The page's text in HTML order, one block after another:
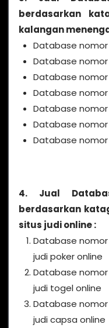
berdasarkan
kalangan
Database
Database
Database
Database
Database
Database
Database
4. Jual
berdasarkan
situs judi online :
Database
judi poker online
Database
judi togel online
Database
judi capsa online